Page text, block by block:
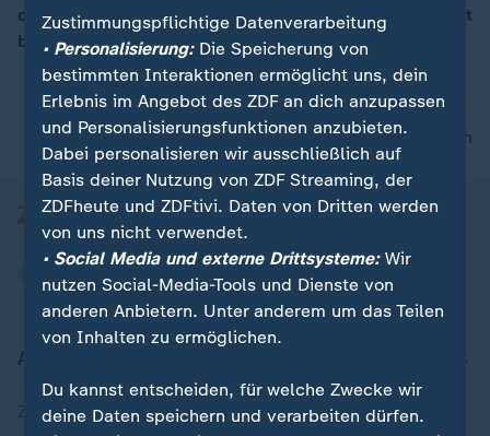
00:16
offenbar in New York das Ja-Wort geben – und die Welt
blickt gespannt auf den Big Apple.
nach oben
Zuletzt veröffentlicht
Zustimmungspflichtige Datenverarbeitung
• Personalisierung:Die Speicherung von
bestimmten Interaktionen ermöglicht uns, dein
Erlebnis im Angebot des ZDF an dich anzupassen
und Personalisierungsfunktionen anzubieten.
Dabei personalisieren wir ausschließlich auf
Basis deiner Nutzung von ZDF Streaming, der
ZDFheute und ZDFtivi. Daten von Dritten werden
von uns nicht verwendet.
• Social Media und externe Drittsysteme:Wir
nutzen Social-Media-Tools und Dienste von
anderen Anbietern. Unter anderem um das Teilen
von Inhalten zu ermöglichen.
Du kannst entscheiden, für welche Zwecke wir
deine Daten speichern und verarbeiten dürfen.